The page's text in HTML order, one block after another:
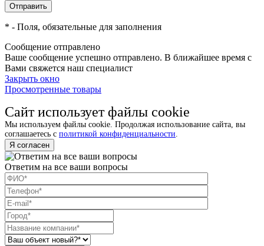
* - Поля, обязательные для заполнения
Сообщение отправлено
Ваше сообщение успешно отправлено. В ближайшее время с
Вами свяжется наш специалист
Закрыть окно
Просмотренные товары
Сайт использует файлы cookie
Мы используем файлы cookie. Продолжая использование сайта, вы
соглашаетесь с политикой конфиденциальности
Я согласен
Ответим на все ваши вопросы